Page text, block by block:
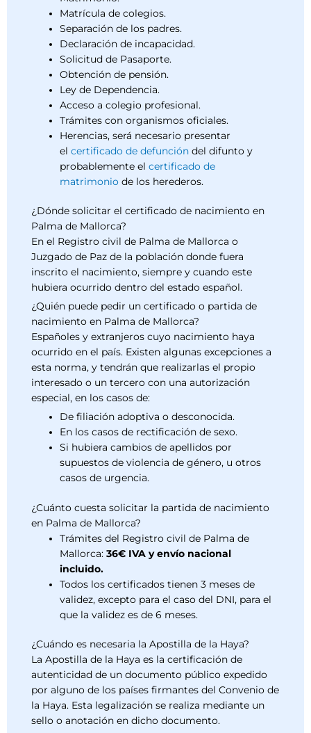
Matrícula de colegios.
Separación de los padres.
Declaración de incapacidad.
Solicitud de Pasaporte.
Obtención de pensión.
Ley de Dependencia.
Acceso a colegio profesional.
Trámites con organismos oficiales.
Herencias, será necesario presentar
elcertificado de defunción del difunto y
probablemente elcertificado de
matrimonio de los herederos.
¿Dónde solicitar el certificado de nacimiento en
Palma de Mallorca?
En el Registro civil de Palma de Mallorca o
Juzgado de Paz de la población donde fuera
inscrito el nacimiento, siempre y cuando este
hubiera ocurrido dentro del estado español.
¿Quién puede pedir un certificado o partida de
nacimiento en Palma de Mallorca?
Españoles y extranjeros cuyo nacimiento haya
ocurrido en el país. Existen algunas excepciones a
esta norma, y tendrán que realizarlas el propio
interesado o un tercero con una autorización
especial, en los casos de:
De filiación adoptiva o desconocida.
En los casos de rectificación de sexo.
Si hubiera cambios de apellidos por
supuestos de violencia de género, u otros
casos de urgencia.
¿Cuánto cuesta solicitar la partida de nacimiento
en Palma de Mallorca?
Trámites del Registro civil de Palma de
Mallorca:36€ IVA y envío nacional
incluido.
Todos los certificados tienen 3 meses de
validez, excepto para el caso del DNI, para el
que la validez es de 6 meses.
¿Cuándo es necesaria la Apostilla de la Haya?
La Apostilla de la Haya es la certificación de
autenticidad de un documento público expedido
por alguno de los países firmantes del Convenio de
la Haya. Esta legalización se realiza mediante un
sello o anotación en dicho documento.